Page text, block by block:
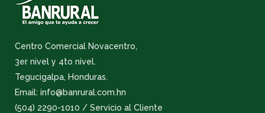
Centro Comercial Novacentro,
3er nivel y 4to nivel.
Tegucigalpa, Honduras.
Email: info@banrural.com.hn
(504) 2290-1010 / Servicio al Cliente